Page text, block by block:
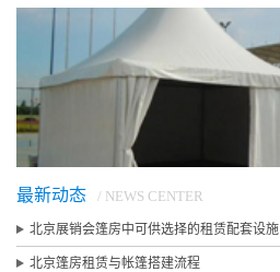
最新动态 / NEWS CENTER
北京展销会篷房中可供选择的租赁配套设施
北京篷房租赁与帐篷搭建流程